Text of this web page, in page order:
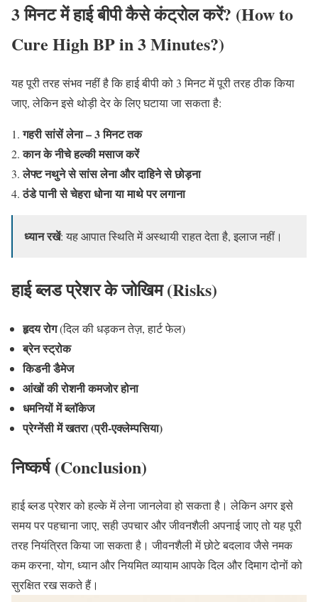
3 मिनट में हाई बीपी कैसे कंट्रोल करें? (How to
Cure High BP in 3 Minutes?)
यह पूरी तरह संभव नहीं है कि हाई बीपी को 3 मिनट में पूरी तरह ठीक किया
जाए, लेकिन इसे थोड़ी देर के लिए घटाया जा सकता है:
गहरी सांसें लेना – 3 मिनट तक
कान के नीचे हल्की मसाज करें
लेफ्ट नथुने से सांस लेना और दाहिने से छोड़ना
ठंडे पानी से चेहरा धोना या माथे पर लगाना
ध्यान रखें: यह आपात स्थिति में अस्थायी राहत देता है, इलाज नहीं।
हाई ब्लड प्रेशर के जोखिम (Risks)
हृदय रोग(दिल की धड़कन तेज़, हार्ट फेल)
ब्रेन स्ट्रोक
किडनी डैमेज
आंखों की रोशनी कमजोर होना
धमनियों में ब्लॉकेज
प्रेग्नेंसी में खतरा (प्री-एक्लेम्पसिया)
निष्कर्ष (Conclusion)
हाई ब्लड प्रेशर को हल्के में लेना जानलेवा हो सकता है। लेकिन अगर इसे
समय पर पहचाना जाए, सही उपचार और जीवनशैली अपनाई जाए तो यह पूरी
तरह नियंत्रित किया जा सकता है। जीवनशैली में छोटे बदलाव जैसे नमक
कम करना, योग, ध्यान और नियमित व्यायाम आपके दिल और दिमाग दोनों को
सुरक्षित रख सकते हैं।